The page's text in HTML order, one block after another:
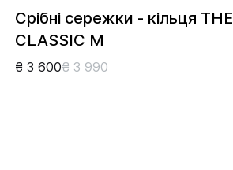
Срібні сережки - кільця THE
CLASSIC M
₴ 3 600₴ 3 990